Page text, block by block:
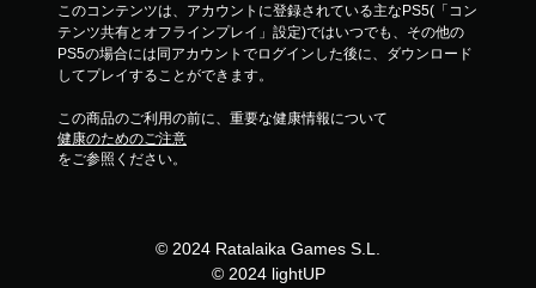
このコンテンツは、アカウントに登録されている主なPS5(「コン
テンツ共有とオフラインプレイ」設定)ではいつでも、その他の
PS5の場合には同アカウントでログインした後に、ダウンロード
してプレイすることができます。
この商品のご利用の前に、重要な健康情報について
健康のためのご注意
をご参照ください。
© 2024 Ratalaika Games S.L.
© 2024 lightUP